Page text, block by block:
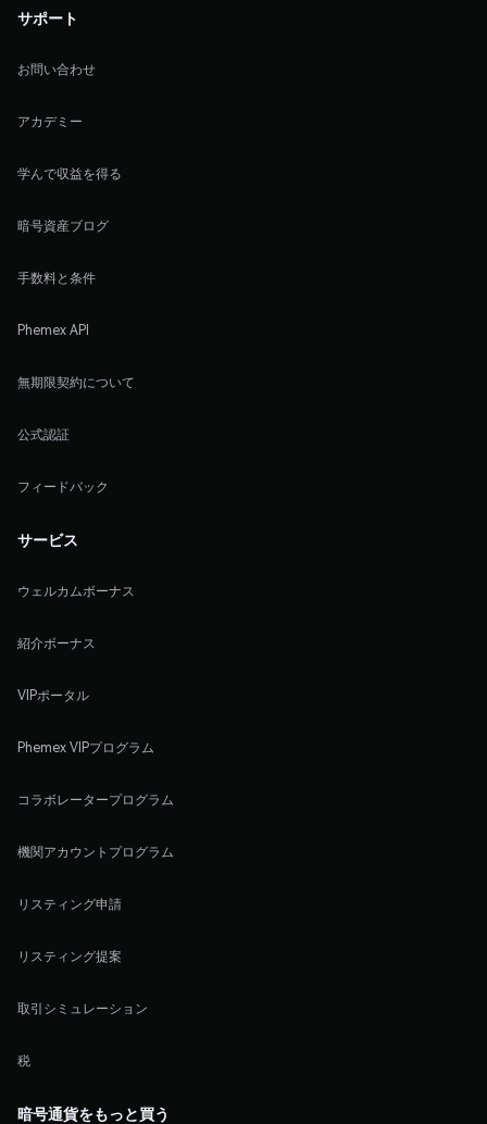
サポート
お問い合わせ
アカデミー
学んで収益を得る
暗号資産ブログ
手数料と条件
Phemex API
無期限契約について
公式認証
フィードバック
サービス
ウェルカムボーナス
紹介ボーナス
VIPポータル
Phemex VIPプログラム
コラボレータープログラム
機関アカウントプログラム
リスティング申請
リスティング提案
取引シミュレーション
税
暗号通貨をもっと買う